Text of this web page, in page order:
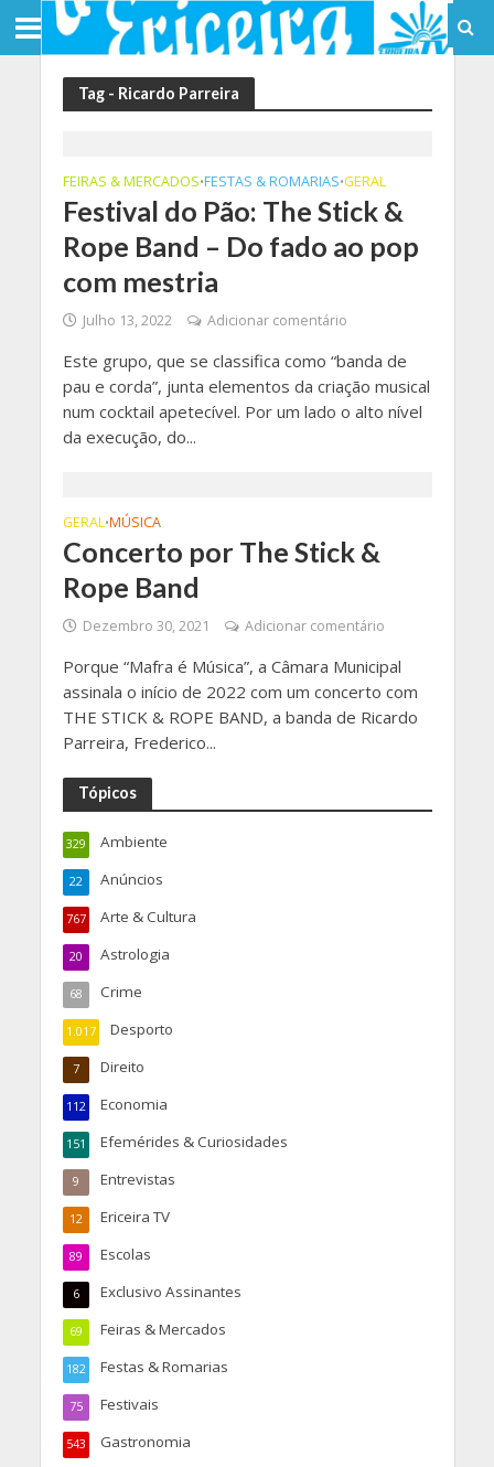
Tag - Ricardo Parreira
FEIRAS & MERCADOS•FESTAS & ROMARIAS•GERAL
Festival do Pão: The Stick &
Rope Band – Do fado ao pop
com mestria
Julho 13, 2022 Adicionar comentário
Este grupo, que se classifica como “banda de
pau e corda”, junta elementos da criação musical
num cocktail apetecível. Por um lado o alto nível
da execução, do...
GERAL•MÚSICA
Concerto por The Stick &
Rope Band
Dezembro 30, 2021 Adicionar comentário
Porque “Mafra é Música”, a Câmara Municipal
assinala o início de 2022 com um concerto com
THE STICK & ROPE BAND, a banda de Ricardo
Parreira, Frederico...
Tópicos
Ambiente
329
Anúncios
22
Arte & Cultura
767
Astrologia
20
Crime
68
Desporto
1.017
Direito
7
Economia
112
Efemérides & Curiosidades
151
Entrevistas
9
Ericeira TV
12
Escolas
89
Exclusivo Assinantes
6
Feiras & Mercados
69
Festas & Romarias
182
Festivais
75
Gastronomia
543